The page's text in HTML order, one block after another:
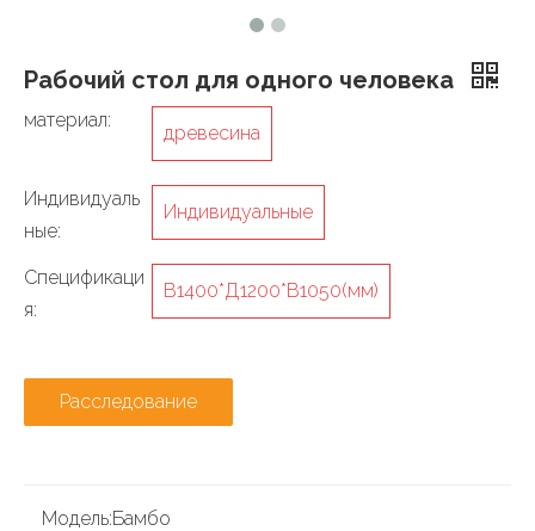
Рабочий стол для одного человека
материал:
древесина
Индивидуаль
ные:
Индивидуальные
Спецификаци
я:
В1400*Д1200*В1050(мм)
Расследование
Модель:Бамбо